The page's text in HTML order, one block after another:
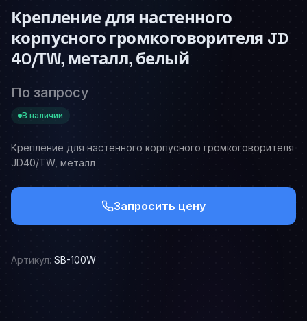
Крепление для настенного
корпусного громкоговорителя JD
40/ТW, металл, белый
По запросу
В наличии
Крепление для настенного корпусного громкоговорителя
JD40/ТW, металл
Запросить цену
Артикул: SB-100W